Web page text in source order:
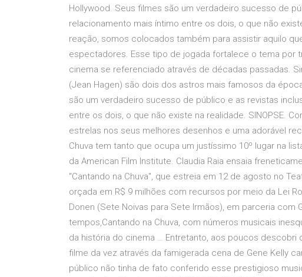
Hollywood. Seus filmes são um verdadeiro sucesso de
relacionamento mais íntimo entre os dois, o que não
reação, somos colocados também para assistir aquilo
espectadores. Esse tipo de jogada fortalece o tema por
cinema se referenciado através de décadas passadas.
(Jean Hagen) são dois dos astros mais famosos da
são um verdadeiro sucesso de público e as revistas
entre os dois, o que não existe na realidade. SINOPSE.
estrelas nos seus melhores desenhos e uma adorável
Chuva tem tanto que ocupa um justíssimo 10º lugar na
da American Film Institute. Claudia Raia ensaia
"Cantando na Chuva", que estreia em 12 de agosto no
orçada em R$ 9 milhões com recursos por meio da Lei
Donen (Sete Noivas para Sete Irmãos), em parceria com
tempos,Cantando na Chuva, com números musicais
da história do cinema … Entretanto, aos poucos
filme da vez através da famigerada cena de Gene Kelly
público não tinha de fato conferido esse prestigioso